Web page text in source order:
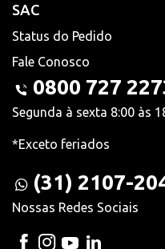
SAC
Status do Pedido
Fale Conosco
0800 727
Segunda à sexta 8:00 às
*Exceto feriados
(31) 2107-
Nossas Redes Sociais